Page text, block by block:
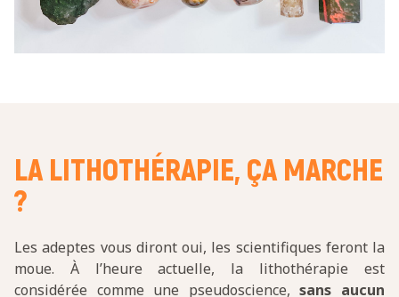
LA LITHOTHÉRAPIE, ÇA MARCHE
?
Les adeptes vous diront oui, les scientifiques feront la
moue. À l’heure actuelle, la lithothérapie est
considérée comme une pseudoscience,sans aucun